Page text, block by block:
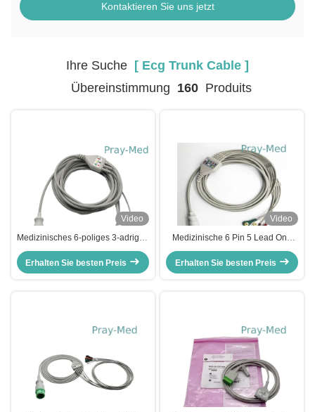
Kontaktieren Sie uns jetzt
Ihre Suche [ Ecg Trunk Cable ]
Übereinstimmung 160Produits
Video
Medizinisches 6-poliges 3-adriges
einteiliges EKG-Stammkabel für
MEK-Vitalmonitor, Dual-Stil mit
Druckknöpfen und
Erhalten Sie besten Preis
Video
Medizinische 6 Pin 5 Lead One
Piece EKG Trunk Cable Fit MEK
Vital Monitor, Dual Style mit
Knopfen und Alligator Clips
Erhalten Sie besten Preis